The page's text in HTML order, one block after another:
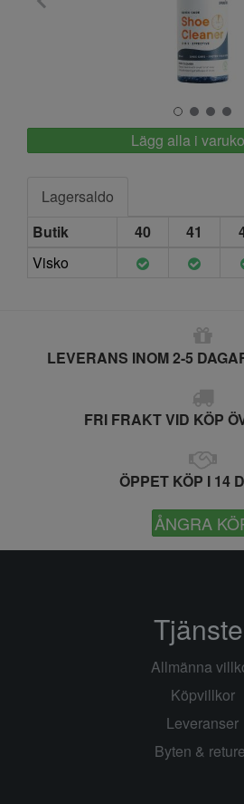
Springyard
Lägg alla i
Lagersaldo
Butik
40 41
Visko
LEVERANS INOM 2-5
FRI FRAKT VID KÖP
ÖPPET KÖP I 14
ÅNGRA
Allmänna
Köpvillkor
Leveranser
Byten &